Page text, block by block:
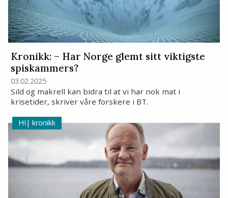
Kronikk: – Har Norge glemt sitt viktigste
spiskammers?
03.02.2025
Sild og makrell kan bidra til at vi har nok mat i
krisetider, skriver våre forskere i BT.
kronikk